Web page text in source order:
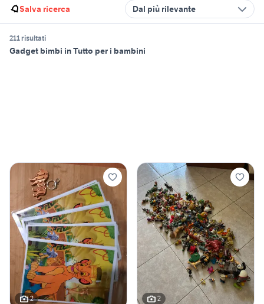
Salva ricerca Dal più rilevante
211 risultati
Gadget bimbi in Tutto per i bambini
2 2